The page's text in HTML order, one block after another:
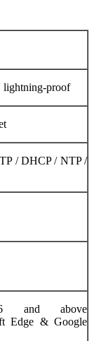
lightning-proof
/ DHCP / NTP /
and above
Edge & Google